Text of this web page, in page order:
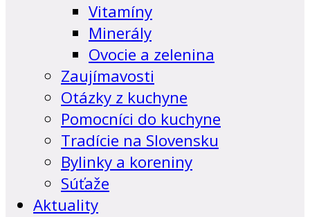
Vitamíny
Minerály
Ovocie a zelenina
Zaujímavosti
Otázky z kuchyne
Pomocníci do kuchyne
Tradície na Slovensku
Bylinky a koreniny
Súťaže
Aktuality